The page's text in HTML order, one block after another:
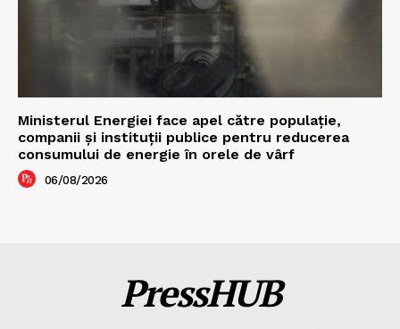
Ministerul Energiei face apel către populație,
companii și instituții publice pentru reducerea
consumului de energie în orele de vârf
06/08/2026
PressHUB